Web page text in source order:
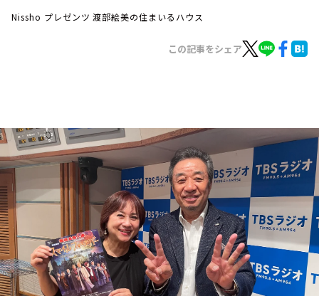
トピックス
TBS Podcast
お知らせ
イベント・グッズ
YouTube
会社情報
Nissho プレゼンツ 渡部絵美の住まいるハウス
この記事をシェア